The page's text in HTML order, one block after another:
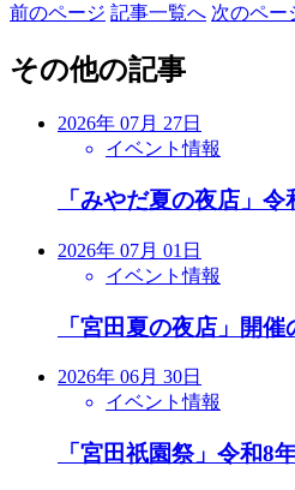
前のページ 記事一覧へ 次のペー
その他の記事
2026年 07月 27日
イベント情報
「みやだ夏の夜店」
2026年 07月 01日
イベント情報
「宮田夏の夜店」開
2026年 06月 30日
イベント情報
「宮田祇園祭」令和8